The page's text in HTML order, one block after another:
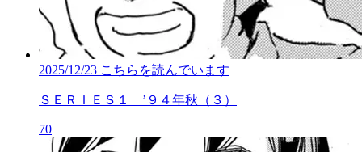
2025/12/23 こちらを読んでいます
ＳＥＲＩＥＳ１ ’９４年秋（３）
70